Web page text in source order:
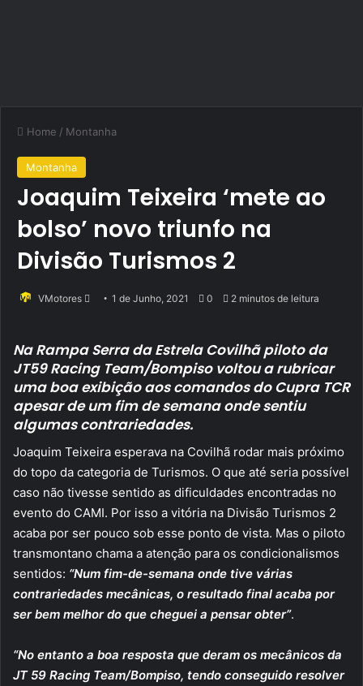
Home / Montanha
Montanha
Joaquim Teixeira ‘mete ao
bolso’ novo triunfo na
Divisão Turismos 2
VMotores
Send1 de Junho, 2021 0 2 minutos de leitura
Na Rampa Serra da Estrela Covilhã piloto da
JT59 Racing Team/Bompiso voltou a rubricar
uma boa exibição aos comandos do Cupra TCR
apesar de um fim de semana onde sentiu
algumas contrariedades.
Joaquim Teixeira esperava na Covilhã rodar mais próximo
do topo da categoria de Turismos. O que até seria possível
caso não tivesse sentido as dificuldades encontradas no
evento do CAMI. Por isso a vitória na Divisão Turismos 2
acaba por ser pouco sob esse ponto de vista. Mas o piloto
transmontano chama a atenção para os condicionalismos
sentidos: “Num fim-de-semana onde tive várias
contrariedades mecânicas, o resultado final acaba por
ser bem melhor do que cheguei a pensar obter”.
“No entanto a boa resposta que deram os mecânicos da
JT 59 Racing Team/Bompiso, tendo conseguido resolver